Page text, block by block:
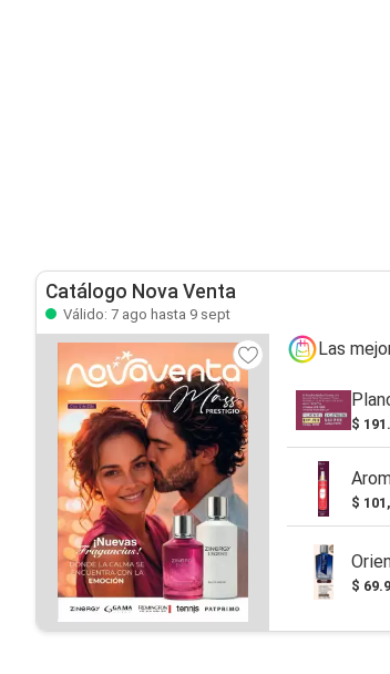
Catálogo Nova Venta
Válido: 7 ago hasta 9 sept
Las
$
$
$